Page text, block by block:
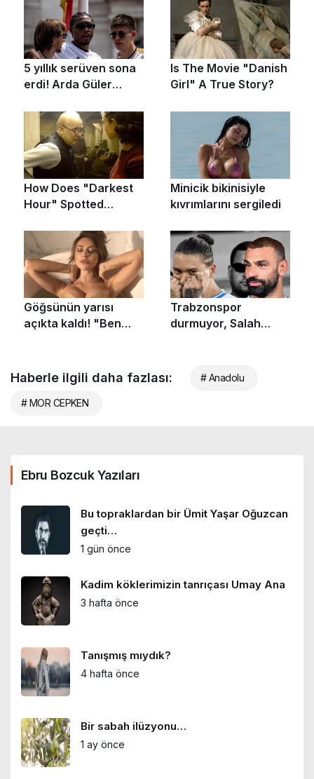
Haberle ilgili daha fazlası: # Anadolu
# MOR CEPKEN
Ebru Bozcuk Yazıları
Bu topraklardan bir Ümit Yaşar Oğuzcan
geçti…
1 gün önce
Kadim köklerimizin tanrıçası Umay Ana
3 hafta önce
Tanışmış mıydık?
4 hafta önce
Bir sabah ilüzyonu…
1 ay önce